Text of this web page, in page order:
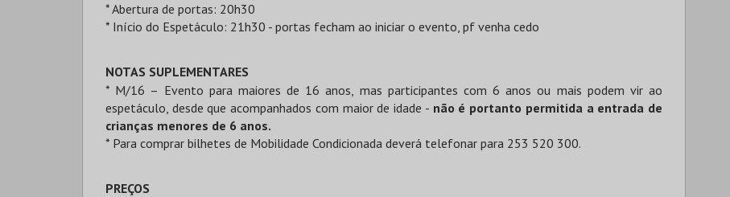
* Abertura de portas: 20h30
* Início do Espetáculo: 21h30 - portas fecham ao iniciar o evento, pf venha cedo
NOTAS SUPLEMENTARES
* M/16 – Evento para maiores de 16 anos, mas participantes com 6 anos ou mais podem vir ao
espetáculo, desde que acompanhados com maior de idade - não é portanto permitida a entrada de
crianças menores de 6 anos.
* Para comprar bilhetes de Mobilidade Condicionada deverá telefonar para 253 520 300.
PREÇOS